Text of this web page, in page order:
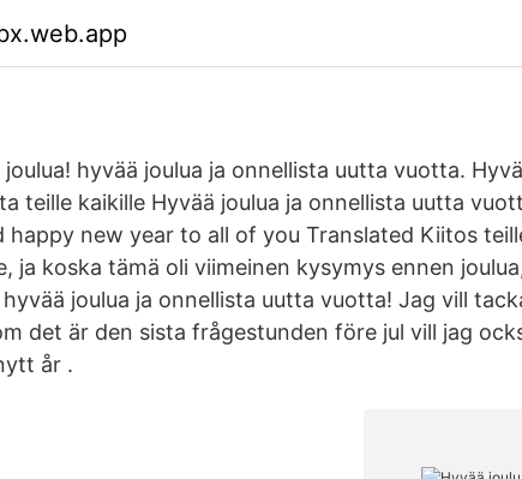
hyvää joulua ja onnellista uutta vuotta.
teille kaikille Hyvää joulua ja onnellista uutta
happy new year to all of you Translated Kiitos
ja koska tämä oli viimeinen kysymys ennen
joulua ja onnellista uutta vuotta! Jag vill
det är den sista frågestunden före jul vill jag
år .